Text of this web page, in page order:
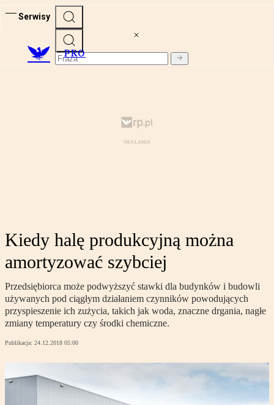
Serwisy
PRO
Kiedy halę produkcyjną można
amortyzować szybciej
Przedsiębiorca może podwyższyć stawki dla budynków i budowli
używanych pod ciągłym działaniem czynników powodujących
przyspieszenie ich zużycia, takich jak woda, znaczne drgania, nagłe
zmiany temperatury czy środki chemiczne.
Publikacja: 24.12.2018 05:00